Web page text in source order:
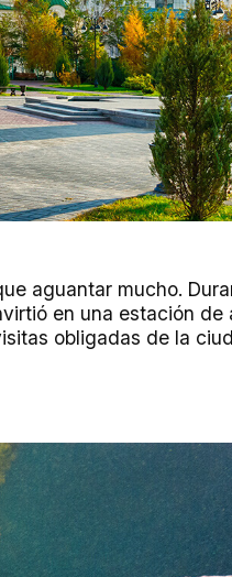
aguantar mucho.
en una estación de
obligadas de la